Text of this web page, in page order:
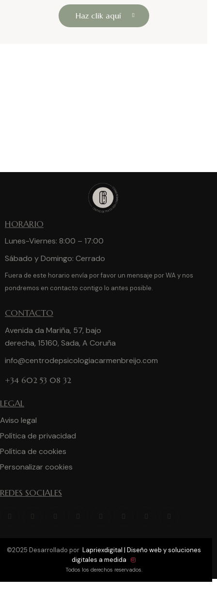
Haz clik aquí
HORARIO
Lunes-Viernes: 8:00 – 17:00
Sábado y Domingo: Cerrado
Fuera de este horario envía por favor un mensaje por WA y nos
pondremos en contacto contigo lo antes posible.
CONTACTO
Avenida da Mariña, 57, bajo
derecha, 15160, Sada, A Coruña
info@centrodepsicologiacarmenbreijo.com
+34 602 53 08 32
LEGAL
Aviso legal
Política de privacidad
Política de cookies
Personalizar cookies
REDES SOCIALES
©2025 Desarrollado por Lapriexdigital | Diseño web y soluciones
digitales a medida
Todos los derechos reservados.